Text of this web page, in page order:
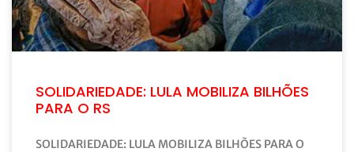
SOLIDARIEDADE: LULA MOBILIZA BILHÕES
PARA O RS
SOLIDARIEDADE: LULA MOBILIZA BILHÕES PARA O